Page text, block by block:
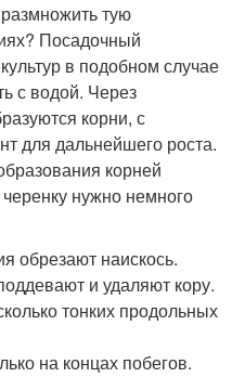
тую
Посадочный
в подобном случае
с водой. Через
корни, с
для дальнейшего роста.
корней
нужно немного
обрезают наискось.
и удаляют кору.
тонких продольных
на концах побегов.